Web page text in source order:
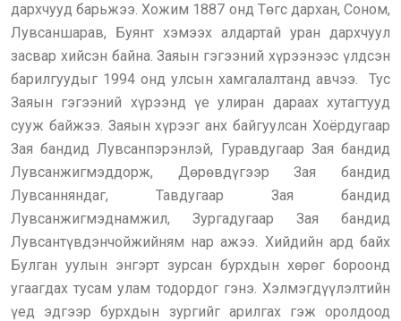
дархчууд барьжээ. Хожим 1887 онд Төгс дархан, Соном,
Лувсаншарав, Буянт хэмээх алдартай уран дархчуул
засвар хийсэн байна. Заяын гэгээний хүрээнээс үлдсэн
барилгуудыг 1994 онд улсын хамгалалтанд авчээ. Тус
Заяын гэгээний хүрээнд үе улиран дараах хутагтууд
сууж байжээ. Заяын хүрээг анх байгуулсан Хоёрдугаар
Зая бандид Лувсанпэрэнлэй, Гуравдугаар Зая бандид
Лувсанжигмэддорж, Дөрөвдүгээр Зая бандид
Лувсанняндаг, Тавдугаар Зая бандид
Лувсанжигмэднамжил, Зургадугаар Зая бандид
Лувсантүвдэнчойжийням нар ажээ. Хийдийн ард байх
Булган уулын энгэрт зурсан бурхдын хөрөг бороонд
угаагдах тусам улам тодордог гэнэ. Хэлмэгдүүлэлтийн
үед эдгээр бурхдын зургийг арилгах гэж оролдоод